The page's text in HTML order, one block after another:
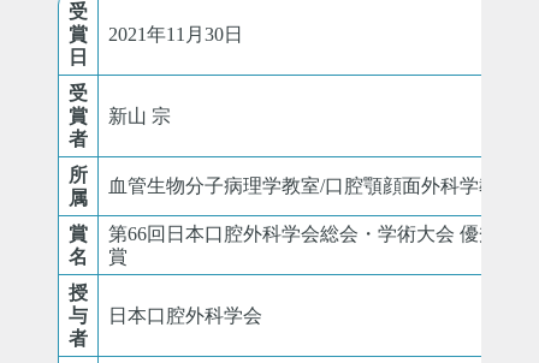
受
賞
日
2021年11月30日
受
賞
者
新山 宗
所
属
血管生物分子病理学教室/口腔顎顔面外科学教室
賞
名
第66回日本口腔外科学会総会・学術大会 優秀ポ
賞
授
与
者
日本口腔外科学会